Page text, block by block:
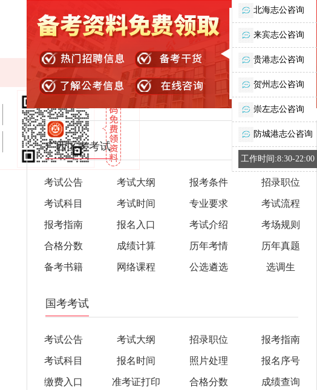
广西区考考试
考试公告 考试大纲 报考条件 招录职位
考试科目 考试时间 专业要求 考试流程
报考指南 报名入口 考试介绍 考场规则
合格分数 成绩计算 历年考情 历年真题
备考书籍 网络课程 公选遴选 选调生
国考考试
考试公告 考试大纲 招录职位 报考指南
考试科目 报名时间 照片处理 报名序号
缴费入口 准考证打印 合格分数 成绩查询
北海志公咨询
来宾志公咨询
贵港志公咨询
贺州志公咨询
崇左志公咨询
防城港志公咨询
工作时间:8:30-22:00